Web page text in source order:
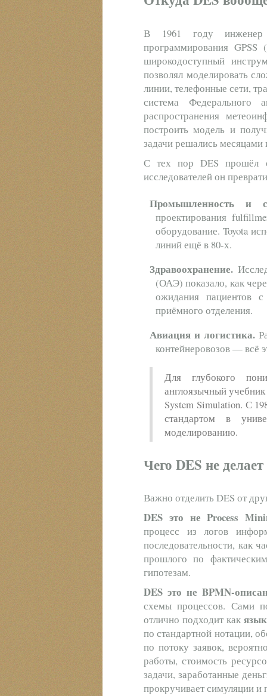
В 1961 году
программирования
широкодоступный
позволял моделировать
линии, телефонные сети,
система
распространения
построить модель и
задачи решались
С тех пор DES прошёл
исследователей он
Промышленность и
проектирования
оборудование. Toyota
линий ещё в 80-х.
Здравоохранение.
(ОАЭ) показало, как
ожидания пациентов
приёмного отделения.
Авиация и логистика.
контейнеровозов — всё
Для глубокого
англоязычный
System Simulation. С
стандартом в
моделированию.
Чего DES не делает
Важно отделить DES от
DES это не Process
процесс из логов
последовательности, как
прошлого по
гипотезам.
DES это не BPMN-
схемы процессов. Сами
отлично подходит как
по стандартной нотации,
по потоку заявок,
работы, стоимость
задачи, заработанные
прокручивает симуляции и